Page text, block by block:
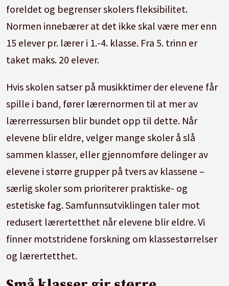
foreldet og begrenser skolers fleksibilitet.
Normen innebærer at det ikke skal være mer enn
15 elever pr. lærer i 1.-4. klasse. Fra 5. trinn er
taket maks. 20 elever.
Hvis skolen satser på musikktimer der elevene får
spille i band, fører lærernormen til at mer av
lærerressursen blir bundet opp til dette. Når
elevene blir eldre, velger mange skoler å slå
sammen klasser, eller gjennomføre delinger av
elevene i større grupper på tvers av klassene –
særlig skoler som prioriterer praktiske- og
estetiske fag. Samfunnsutviklingen taler mot
redusert lærertetthet når elevene blir eldre. Vi
finner motstridene forskning om klassestørrelser
og lærertetthet.